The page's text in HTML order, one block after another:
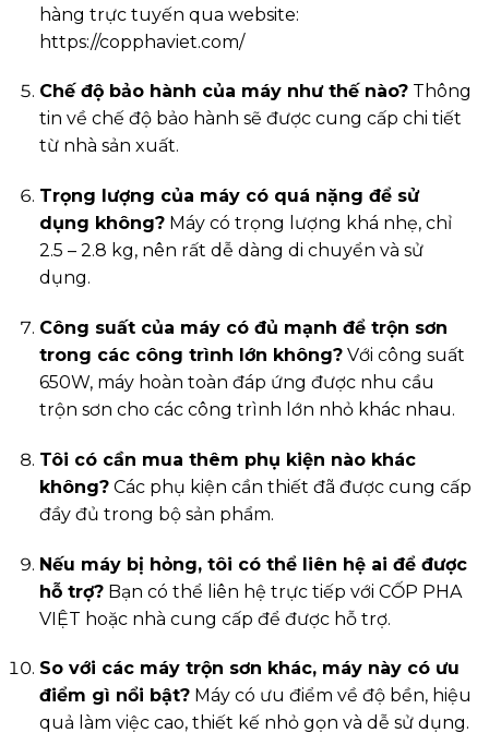
hàng trực tuyến qua website:
https://copphaviet.com/
Chế độ bảo hành của máy như thế nào?Thông
tin về chế độ bảo hành sẽ được cung cấp chi tiết
từ nhà sản xuất.
Trọng lượng của máy có quá nặng để sử
dụng không?Máy có trọng lượng khá nhẹ, chỉ
2.5 – 2.8 kg, nên rất dễ dàng di chuyển và sử
dụng.
Công suất của máy có đủ mạnh để trộn sơn
trong các công trình lớn không?Với công suất
650W, máy hoàn toàn đáp ứng được nhu cầu
trộn sơn cho các công trình lớn nhỏ khác nhau.
Tôi có cần mua thêm phụ kiện nào khác
không?Các phụ kiện cần thiết đã được cung cấp
đầy đủ trong bộ sản phẩm.
Nếu máy bị hỏng, tôi có thể liên hệ ai để được
hỗ trợ?Bạn có thể liên hệ trực tiếp với CỐP PHA
VIỆT hoặc nhà cung cấp để được hỗ trợ.
So với các máy trộn sơn khác, máy này có ưu
điểm gì nổi bật?Máy có ưu điểm về độ bền, hiệu
quả làm việc cao, thiết kế nhỏ gọn và dễ sử dụng.